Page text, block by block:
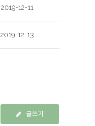
2019-12-11
2019-12-13
글쓰기